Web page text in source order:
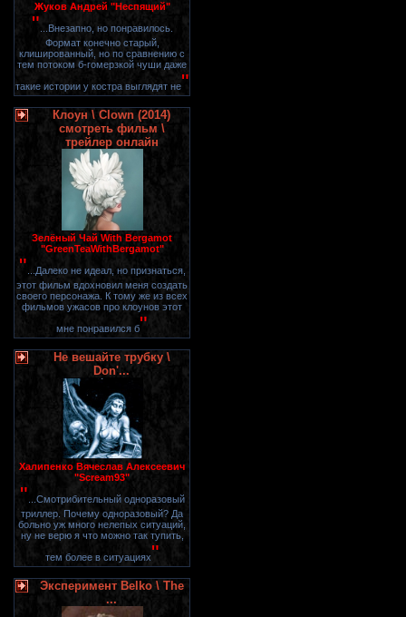
Жуков Андрей "Неспящий"
" ...Внезапно, но понравилось.
Формат конечно старый,
клишированный, но по сравнению с
тем потоком б-гомерзкой чуши даже
такие истории у костра выглядят не"
Клоун \ Clown (2014)
смотреть фильм \
трейлер онлайн
Зелёный Чай With Bergamot
"GreenTeaWithBergamot"
" ...Далеко не идеал, но признаться,
этот фильм вдохновил меня создать
своего персонажа. К тому же из всех
фильмов ужасов про клоунов этот
мне понравился б"
Не вешайте трубку \
Don'...
Халипенко Вячеслав Алексеевич
"Scream93"
" ...Смотрибительный одноразовый
триллер. Почему одноразовый? Да
больно уж много нелепых ситуаций,
ну не верю я что можно так тупить,
тем более в ситуациях"
Эксперимент Belko \ The
...